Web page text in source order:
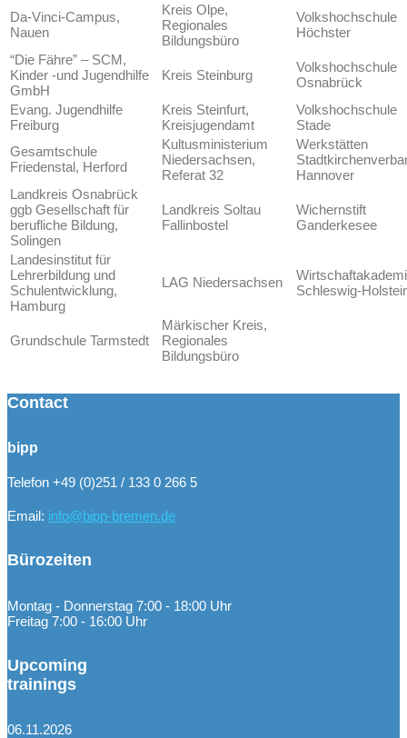
Da-Vinci-Campus,
Nauen
Kreis Olpe,
Regionales
Bildungsbüro
Volkshochschule
Höchster
“Die Fähre” – SCM,
Kinder -und Jugendhilfe
GmbH
Kreis Steinburg
Volkshochschule
Osnabrück
Evang. Jugendhilfe
Freiburg
Kreis Steinfurt,
Kreisjugendamt
Volkshochschule
Stade
Gesamtschule
Friedenstal, Herford
Kultusministerium
Niedersachsen,
Referat 32
Werkstätten
Hannover
Landkreis Osnabrück
ggb Gesellschaft für
berufliche Bildung,
Solingen
Landkreis Soltau
Fallinbostel
Wichernstift
Ganderkesee
Landesinstitut für
Lehrerbildung und
Schulentwicklung,
Hamburg
LAG Niedersachsen
Schleswig-
Grundschule Tarmstedt
Märkischer Kreis,
Regionales
Bildungsbüro
Contact
bipp
Telefon +49 (0)251 / 133 0 266 5
Email: info@bipp-bremen.de
Bürozeiten
Montag - Donnerstag 7:00 - 18:00 Uhr
Freitag 7:00 - 16:00 Uhr
Upcoming
trainings
06.11.2026